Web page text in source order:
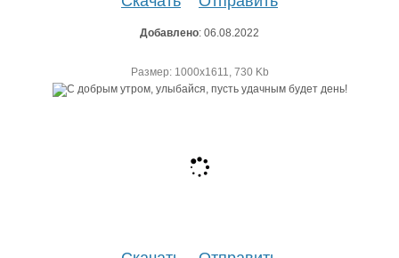
Добавлено: 06.08.2022
Размер: 1000х1611, 730 Kb